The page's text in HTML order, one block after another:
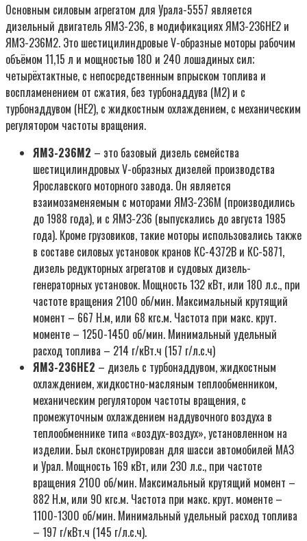
Основным силовым агрегатом для Урала-5557 является
дизельный двигатель ЯМЗ-236, в модификациях ЯМЗ-236НЕ2 и
ЯМЗ-236М2. Это шестицилиндровые V-образные моторы рабочим
объёмом 11,15 л и мощностью 180 и 240 лошадиных сил;
четырёхтактные, с непосредственным впрыском топлива и
воспламенением от сжатия, без турбонаддува (М2) и с
турбонаддувом (НЕ2), с жидкостным охлаждением, с механическим
регулятором частоты вращения.
ЯМЗ-236М2 – это базовый дизель семейства
шестицилиндровых V-образных дизелей производства
Ярославского моторного завода. Он является
взаимозаменяемым с моторами ЯМЗ-236М (производились
до 1988 года), и с ЯМЗ-236 (выпускались до августа 1985
года). Кроме грузовиков, такие моторы использовались также
в составе силовых установок кранов КС-4372В и КС-5871,
дизель редукторных агрегатов и судовых дизель-
генераторных установок. Мощность 132 кВт, или 180 л.с., при
частоте вращения 2100 об/мин. Максимальный крутящий
момент – 667 Н.м, или 68 кгс.м. Частота при макс. крут.
моменте – 1250-1450 об/мин. Минимальный удельный
расход топлива – 214 г/кВт.ч (157 г/л.с.ч)
ЯМЗ-236НЕ2 – дизель с турбонаддувом, жидкостным
охлаждением, жидкостно-масляным теплообменником,
механическим регулятором частоты вращения, с
промежуточным охлаждением наддувочного воздуха в
теплообменнике типа «воздух-воздух», установленном на
изделии. Был сконструирован для шасси автомобилей МАЗ
и Урал. Мощность 169 кВт, или 230 л.с., при частоте
вращения 2100 об/мин. Максимальный крутящий момент –
882 Н.м, или 90 кгс.м. Частота при макс. крут. моменте –
1100-1300 об/мин. Минимальный удельный расход топлива
– 197 г/кВт.ч (145 г/л.с.ч).